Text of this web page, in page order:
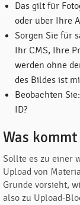
Das gilt für
oder über Ihre
Sorgen Sie für
Ihr CMS, Ihre
werden ohne
des Bildes ist
Beobachten
ID?
Was
Sollte es zu einer
Upload von
Grunde vorsieht,
also zu Upload-